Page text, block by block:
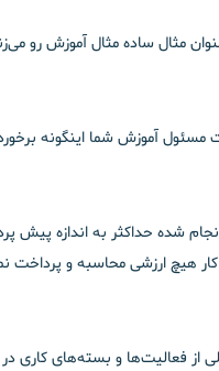
شده حداکثر به اندازه
فعالیت‌ها و بسته‌های کاری